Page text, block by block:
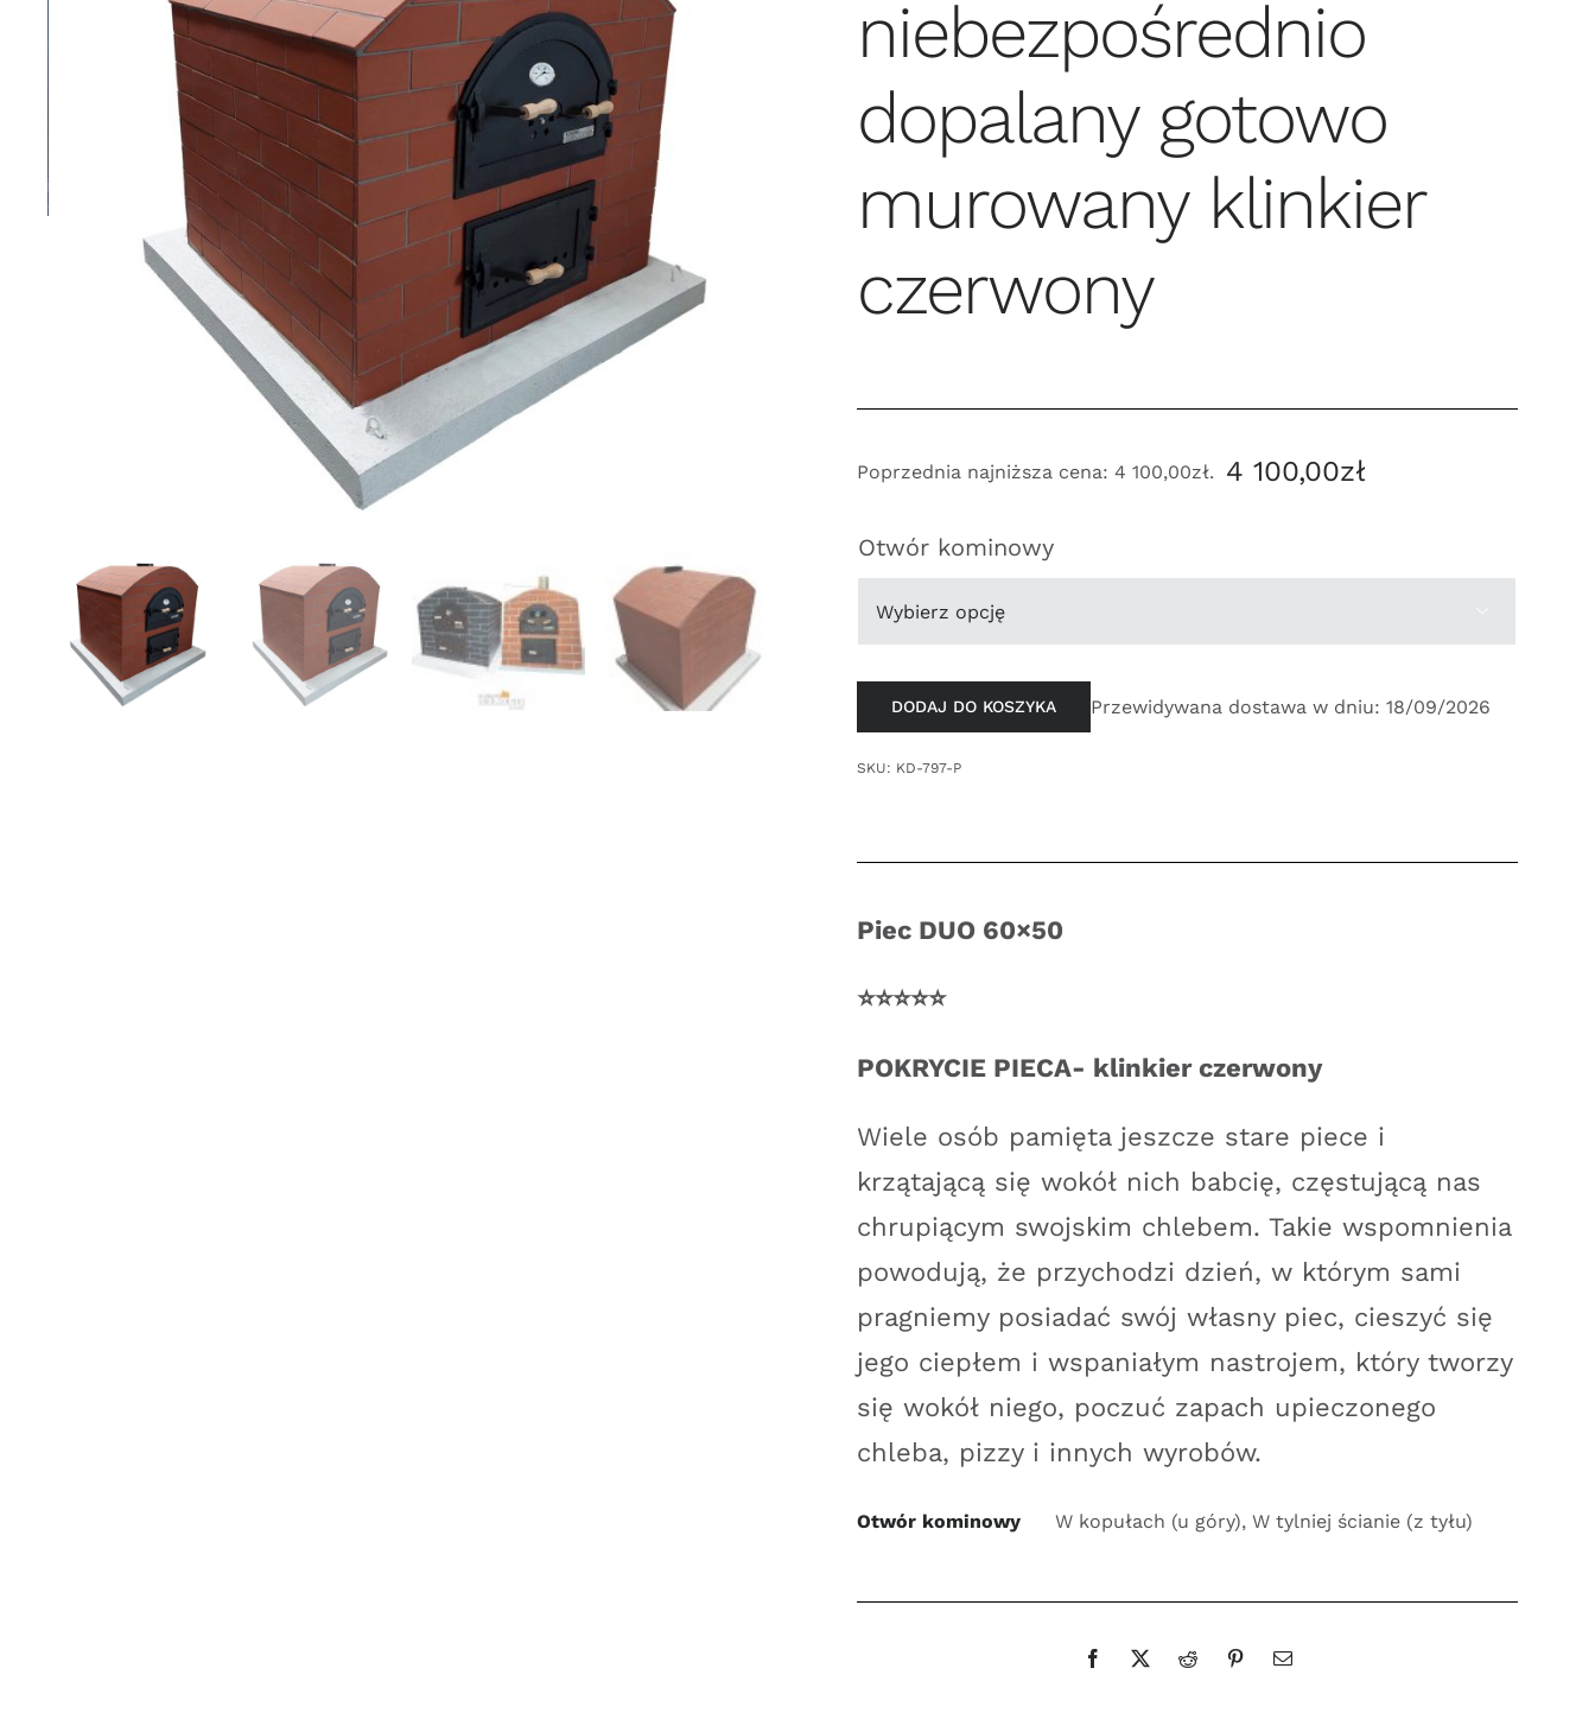
niebezpośrednio
dopalany gotowo
murowany klinkier
czerwony
4 100,00zł
Poprzednia najniższa cena:4 100,00zł.
Otwór kominowy
DODAJ DO KOSZYKA Przewidywana dostawa w dniu: 18/09/2026
SKU: KD-797-P
Piec DUO 60×50
⭐️⭐️⭐️⭐️⭐️
POKRYCIE PIECA- klinkier czerwony
Wiele osób pamięta jeszcze stare piece i
krzątającą się wokół nich babcię, częstującą nas
chrupiącym swojskim chlebem. Takie wspomnienia
powodują, że przychodzi dzień, w którym sami
pragniemy posiadać swój własny piec, cieszyć się
jego ciepłem i wspaniałym nastrojem, który tworzy
się wokół niego, poczuć zapach upieczonego
chleba, pizzy i innych wyrobów.
Otwór kominowy W kopułach (u góry), W tylniej ścianie (z tyłu)